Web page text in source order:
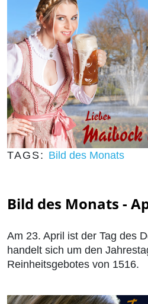
TAGS: Bild des Monats
Bild des Monats -
Am 23. April ist der Tag des
handelt sich um den
Reinheitsgebotes von 1516.